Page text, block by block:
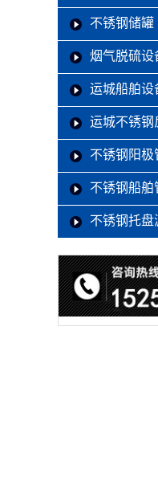
不锈钢储罐
烟气脱硫设
运城船舶设
运城不锈钢
不锈钢阳极
不锈钢船舶
不锈钢托盘